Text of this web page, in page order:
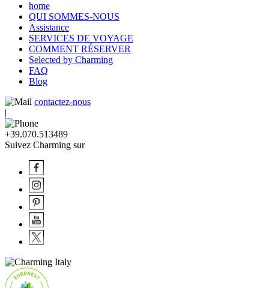
home
QUI SOMMES-NOUS
Assistance
SERVICES DE VOYAGE
COMMENT RÉSERVER
Selected by Charming
FAQ
Blog
contactez-nous
|
+39.070.513489
Suivez Charming sur